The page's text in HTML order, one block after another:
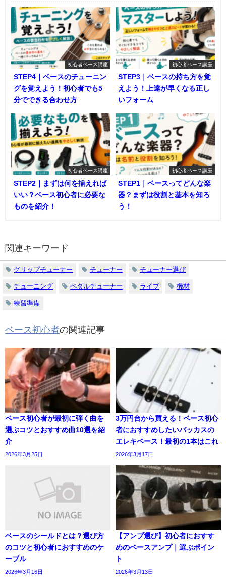
初心者ベース講座
STEP4｜ベースのチューニン
グを覚えよう！初心者でも5
分でできる合わせ方
初心者ベース講座
STEP3｜ベースの持ち方を覚
えよう！上達が早くなる正し
いフォーム
初心者ベース講座
STEP2｜まずは何を揃えれば
いい？ベース初心者に必要な
ものを紹介！
初心者ベース講座
STEP1｜ベースってどんな楽
器？まずは役割と基本を知ろ
う！
関連キーワード
グリップチューナー チューナー チューナー選び
チューニング ペダルチューナー ライブ 機材
練習準備
ベース初心者の関連記事
ベース初心者が最初に弾く曲を
選ぶコツとおすすめ曲10選を紹
介
2026年3月25日
3万円台から買える！ベース初心
者におすすめしたいバッカスの
エレキベース！最初の1本はこれ
2026年3月17日
ベースのシールドとは？選び方
のコツと初心者におすすめのケ
ーブル
2026年3月16日
【アンプ選び】初心者におすす
めのベースアンプ｜選ぶポイン
ト
2026年3月13日